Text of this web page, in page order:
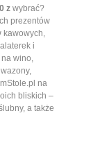
z wybrać?
prezentów
kawowych,
i
wino,
na
bliskich –
a także